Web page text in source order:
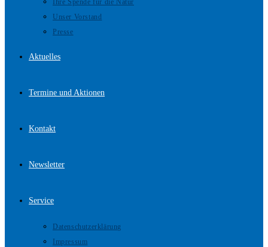
Ihre Spende für die Natur
Unser Vorstand
Presse
Aktuelles
Termine und Aktionen
Kontakt
Newsletter
Service
Datenschutzerklärung
Impressum